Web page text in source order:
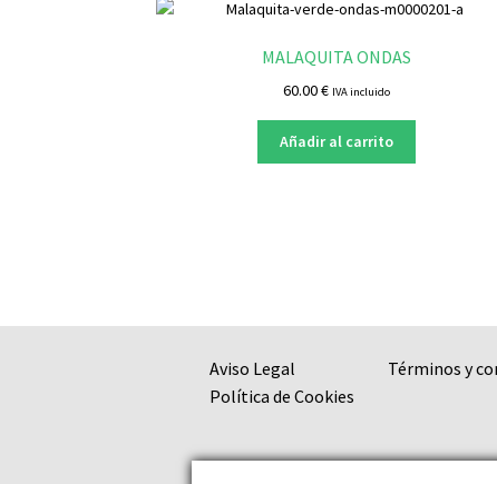
MALAQUITA ONDAS
60.00€ IVA incluido
Añadir al carrito
Aviso Legal Términos y
Política de Cookies